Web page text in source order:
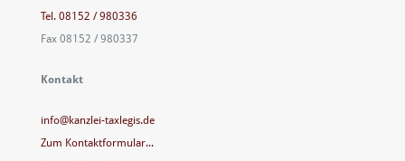
Tel. 08152 / 980336
Fax 08152 / 980337
Kontakt
info@kanzlei-taxlegis.de
Zum Kontaktformular...